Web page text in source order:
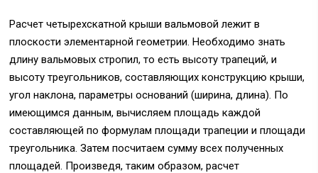
Расчет четырехскатной крыши вальмовой лежит в
плоскости элементарной геометрии. Необходимо знать
длину вальмовых стропил, то есть высоту трапеций, и
высоту треугольников, составляющих конструкцию крыши,
угол наклона, параметры оснований (ширина, длина). По
имеющимся данным, вычисляем площадь каждой
составляющей по формулам площади трапеции и площади
треугольника. Затем посчитаем сумму всех полученных
площадей. Произведя, таким образом, расчет